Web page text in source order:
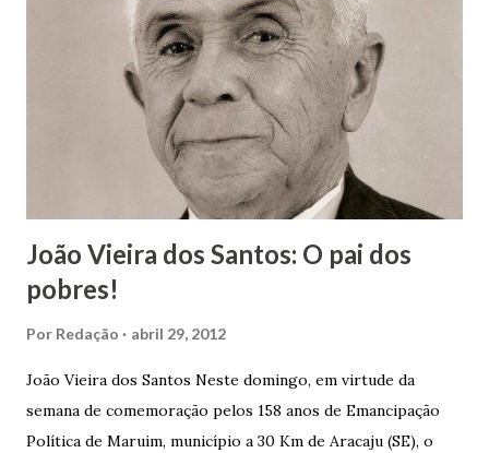
João Vieira dos Santos: O pai dos
pobres!
Por Redação abril 29, 2012
João Vieira dos Santos Neste domingo, em virtude da
semana de comemoração pelos 158 anos de Emancipação
Política de Maruim, município a 30 Km de Aracaju (SE), o